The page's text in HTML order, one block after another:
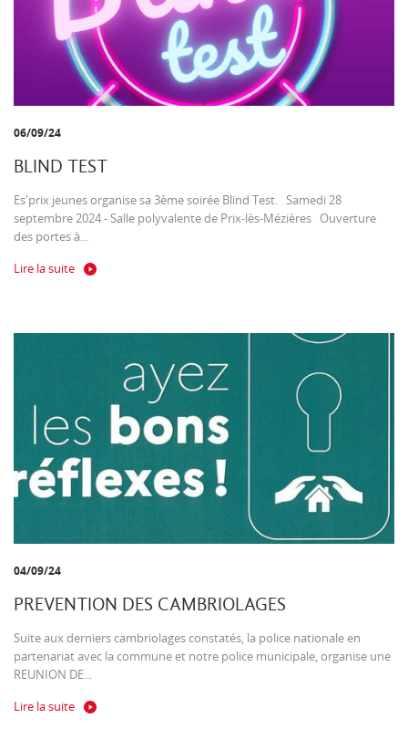
06/09/24
BLIND TEST
Es'prix jeunes organise sa 3ème soirée Blind Test. Samedi 28
septembre 2024 - Salle polyvalente de Prix-lès-Mézières Ouverture
des portes à...
Lire la suite
04/09/24
PREVENTION DES CAMBRIOLAGES
Suite aux derniers cambriolages constatés, la police nationale en
partenariat avec la commune et notre police municipale, organise une
REUNION DE...
Lire la suite